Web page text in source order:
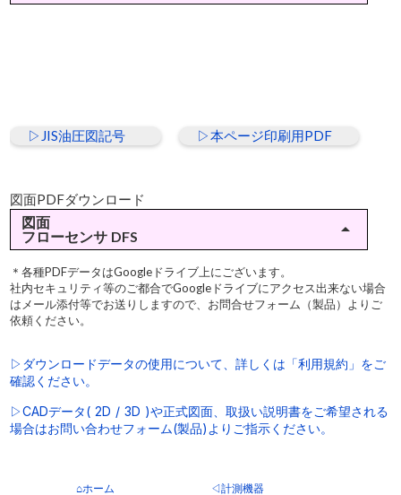
▷JIS油圧図記号 ▷本ページ印刷用PDF
図面PDFダウンロード
図面
フローセンサ DFS
arrow_drop_up
▷DFS-2-【O/W(共通)】1～10ℓ/min(油用/水用)
▷DFS-3-【O/W(共通)】2～20ℓ/min(油用/水用)
▷DFS-6-【O/W(共通)】5～50ℓ/min(油用/水用)
＊各種PDFデータはGoogleドライブ上にございます。
社内セキュリティ等のご都合でGoogleドライブにアクセス出来ない場合
はメール添付等でお送りしますので、お問合せフォーム（製品）よりご
依頼ください。
▷ダウンロードデータの使用について、詳しくは「利用規約」をご
確認ください。
▷CADデータ( 2D / 3D )や正式図面、取扱い説明書をご希望される
場合はお問い合わせフォーム(製品)よりご指示ください。
⌂ホーム ◁計測機器